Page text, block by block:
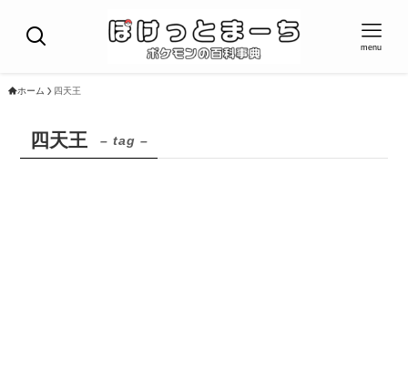
menu
ホーム 四天王
四天王 – tag –